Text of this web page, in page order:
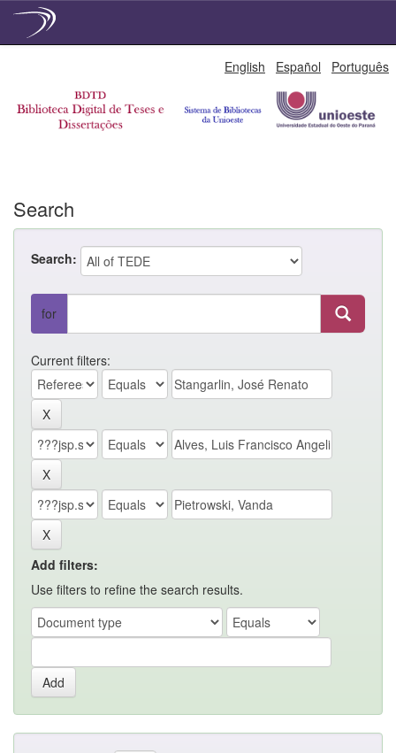
English Español Português
Search
Search:
for
Current filters:
Add filters:
Use filters to refine the search results.